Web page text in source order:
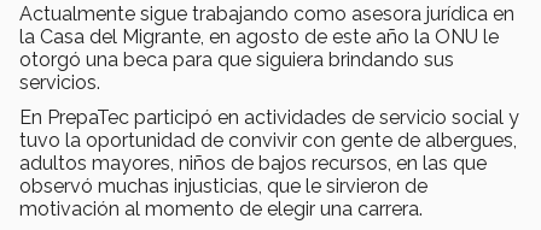
Actualmente sigue trabajando como asesora jurídica en
la Casa del Migrante, en agosto de este año la ONU le
otorgó una beca para que siguiera brindando sus
servicios.
En PrepaTec participó en actividades de servicio social y
tuvo la oportunidad de convivir con gente de albergues,
adultos mayores, niños de bajos recursos, en las que
observó muchas injusticias, que le sirvieron de
motivación al momento de elegir una carrera.